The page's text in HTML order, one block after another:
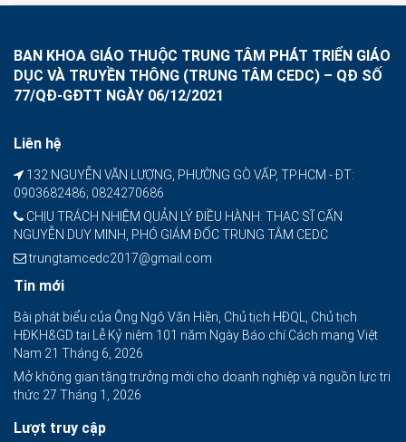
BAN KHOA GIÁO THUỘC TRUNG TÂM PHÁT TRIỂN GIÁO
DỤC VÀ TRUYỀN THÔNG (TRUNG TÂM CEDC) – QĐ SỐ
77/QĐ-GĐTT NGÀY 06/12/2021
Liên hệ
132 NGUYỄN VĂN LƯỢNG, PHƯỜNG GÒ VẤP, TP.HCM - ĐT:
0903682486; 0824270686
CHỊU TRÁCH NHIỆM QUẢN LÝ ĐIỀU HÀNH: THẠC SĨ CẤN
NGUYỄN DUY MINH, PHÓ GIÁM ĐỐC TRUNG TÂM CEDC
trungtamcedc2017@gmail.com
Tin mới
Bài phát biểu của Ông Ngô Văn Hiền, Chủ tịch HĐQL, Chủ tịch
HĐKH&GD tại Lễ Kỷ niệm 101 năm Ngày Báo chí Cách mạng Việt
Nam 21 Tháng 6, 2026
Mở không gian tăng trưởng mới cho doanh nghiệp và nguồn lực tri
thức 27 Tháng 1, 2026
Lượt truy cập